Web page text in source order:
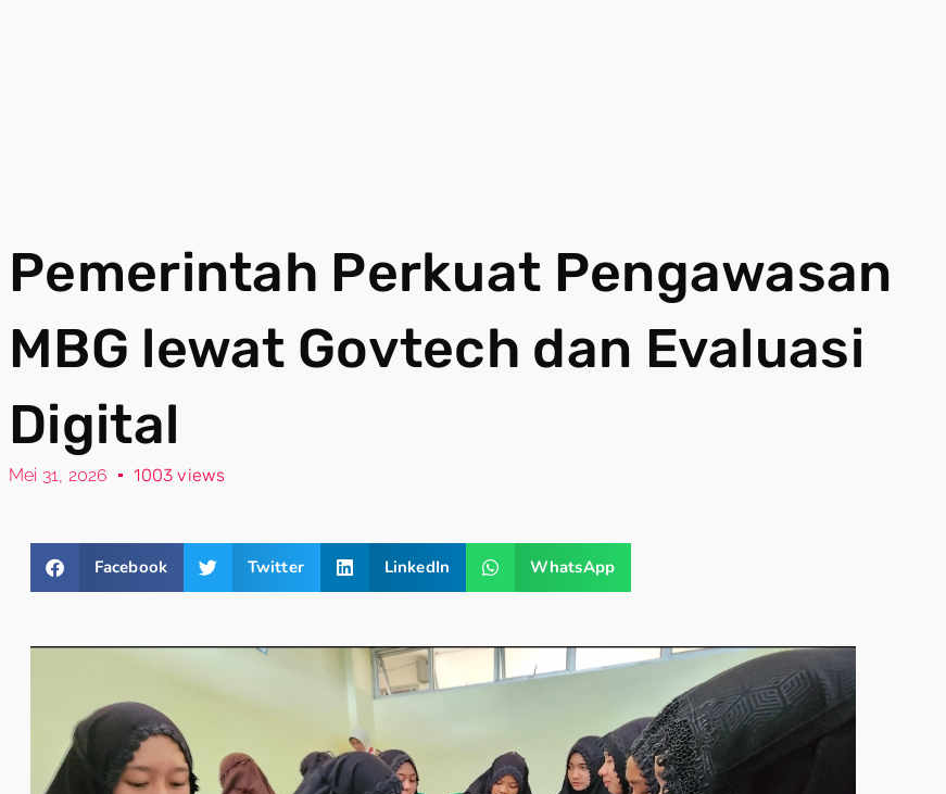
Pemerintah Perkuat Pengawasan
MBG lewat Govtech dan Evaluasi
Digital
Mei 31, 2026 1003 views
Facebook Twitter LinkedIn WhatsApp